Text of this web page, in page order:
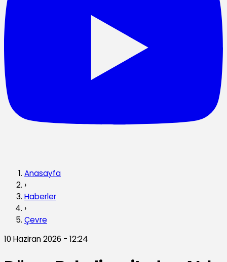
Anasayfa
›
Haberler
›
Çevre
10 Haziran 2026 - 12:24